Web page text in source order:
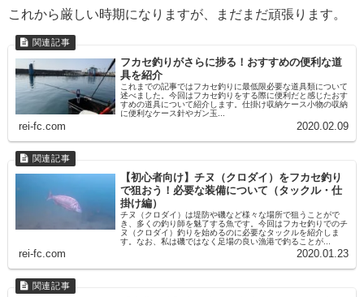
これから厳しい時期になりますが、まだまだ頑張ります。
フカセ釣りがさらに捗る！おすすめの便利な道
具を紹介
これまでの記事ではフカセ釣りに最低限必要な道具類について
述べました。今回はフカセ釣りをする際に便利だと感じたおす
すめの道具について紹介します。仕掛け収納ケース小物の収納
に便利なケース針やガン玉...
rei-fc.com 2020.02.09
【初心者向け】チヌ（クロダイ）をフカセ釣り
で狙おう！必要な装備について（タックル・仕
掛け編）
チヌ（クロダイ）は堤防や磯など様々な場所で狙うことがで
き、多くの釣り師を魅了する魚です。今回はフカセ釣りでのチ
ヌ（クロダイ）釣りを始めるのに必要なタックルを紹介しま
す。なお、私は磯ではなく足場の良い漁港で釣ることが...
rei-fc.com 2020.01.23